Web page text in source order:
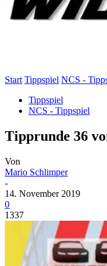
Start Tippspiel NCS -
Tippspiel
NCS - Tippspiel
Tipprunde 36
Von
Mario Schlimper
-
14. November 2019
0
1337